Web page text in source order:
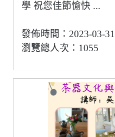
學 祝您佳節愉快 ...
發佈時間：2023-03-31
瀏覽總人次：1055